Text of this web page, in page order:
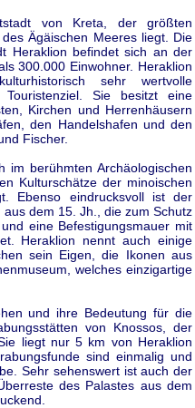
von Kreta, der größten
Ägäischen Meeres liegt. Die
Heraklion befindet sich an der
300.000 Einwohner. Heraklion
sehr wertvolle
Touristenziel. Sie besitzt eine
Kirchen und Herrenhäusern
den Handelshafen und den
Fischer.
im berühmten Archäologischen
Kulturschätze der minoischen
Ebenso eindrucksvoll ist der
dem 15. Jh., die zum Schutz
eine Befestigungsmauer mit
Heraklion nennt auch einige
sein Eigen, die Ikonen aus
welches einzigartige
und ihre Bedeutung für die
von Knossos, der
liegt nur 5 km von Heraklion
sind einmalig und
Sehr sehenswert ist auch der
des Palastes aus dem